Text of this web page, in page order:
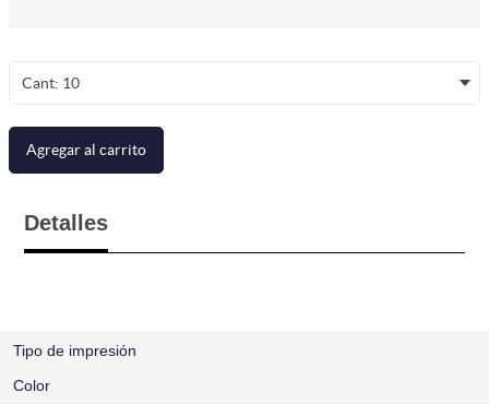
Cant: 10
Agregar al carrito
Detalles
Tipo de impresión
Color